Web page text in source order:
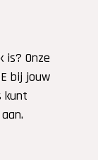
Onze
bij jouw
kunt